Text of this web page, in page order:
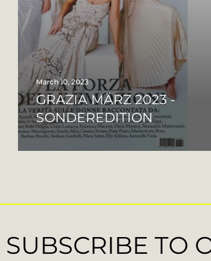
March 10, 2023
GRAZIA MÄRZ 2023 -
SONDEREDITION
SUBSCRIBE TO